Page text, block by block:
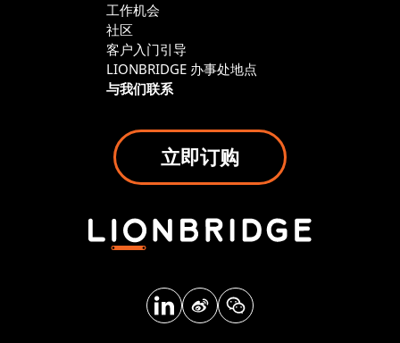
工作机会
社区
客户入门引导
LIONBRIDGE 办事处地点
与我们联系
立即订购